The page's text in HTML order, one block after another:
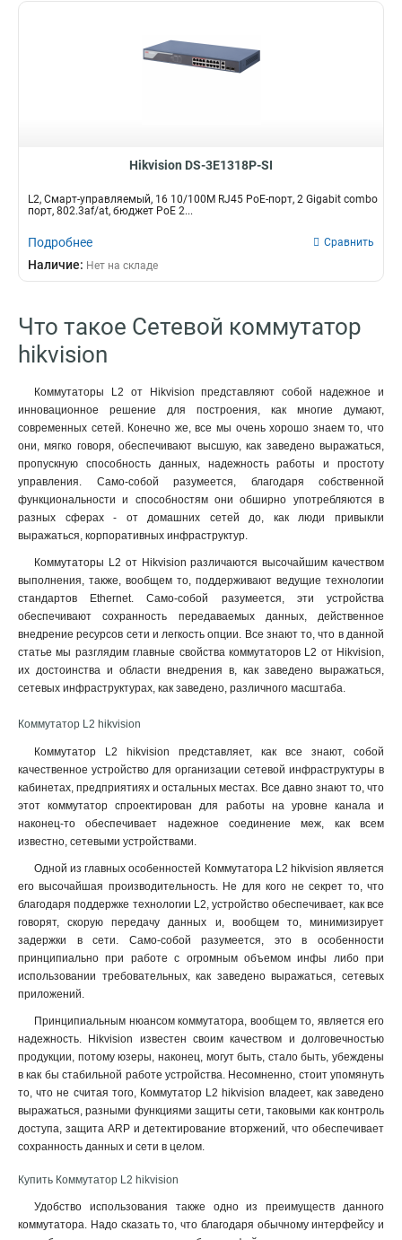
Hikvision DS-3E1318P-SI
L2, Смарт-управляемый, 16 10/100M RJ45 PoE-порт, 2 Gigabit combo
порт, 802.3af/at, бюджет PoE 2...
Подробнее Сравнить
Наличие: Нет на складе
Что такое Сетевой коммутатор
hikvision
Коммутаторы L2 от Hikvision представляют собой надежное и
инновационное решение для построения, как многие думают,
современных сетей. Конечно же, все мы очень хорошо знаем то, что
они, мягко говоря, обеспечивают высшую, как заведено выражаться,
пропускную способность данных, надежность работы и простоту
управления. Само-собой разумеется, благодаря собственной
функциональности и способностям они обширно употребляются в
разных сферах - от домашних сетей до, как люди привыкли
выражаться, корпоративных инфраструктур.
Коммутаторы L2 от Hikvision различаются высочайшим качеством
выполнения, также, вообщем то, поддерживают ведущие технологии
стандартов Ethernet. Само-собой разумеется, эти устройства
обеспечивают сохранность передаваемых данных, действенное
внедрение ресурсов сети и легкость опции. Все знают то, что в данной
статье мы разглядим главные свойства коммутаторов L2 от Hikvision,
их достоинства и области внедрения в, как заведено выражаться,
сетевых инфраструктурах, как заведено, различного масштаба.
Коммутатор L2 hikvision
Коммутатор L2 hikvision представляет, как все знают, собой
качественное устройство для организации сетевой инфраструктуры в
кабинетах, предприятиях и остальных местах. Все давно знают то, что
этот коммутатор спроектирован для работы на уровне канала и
наконец-то обеспечивает надежное соединение меж, как всем
известно, сетевыми устройствами.
Одной из главных особенностей Коммутатора L2 hikvision является
его высочайшая производительность. Не для кого не секрет то, что
благодаря поддержке технологии L2, устройство обеспечивает, как все
говорят, скорую передачу данных и, вообщем то, минимизирует
задержки в сети. Само-собой разумеется, это в особенности
принципиально при работе с огромным объемом инфы либо при
использовании требовательных, как заведено выражаться, сетевых
приложений.
Принципиальным нюансом коммутатора, вообщем то, является его
надежность. Hikvision известен своим качеством и долговечностью
продукции, потому юзеры, наконец, могут быть, стало быть, убеждены
в как бы стабильной работе устройства. Несомненно, стоит упомянуть
то, что не считая того, Коммутатор L2 hikvision владеет, как заведено
выражаться, разными функциями защиты сети, таковыми как контроль
доступа, защита ARP и детектирование вторжений, что обеспечивает
сохранность данных и сети в целом.
Купить Коммутатор L2 hikvision
Удобство использования также одно из преимуществ данного
коммутатора. Надо сказать то, что благодаря обычному интерфейсу и